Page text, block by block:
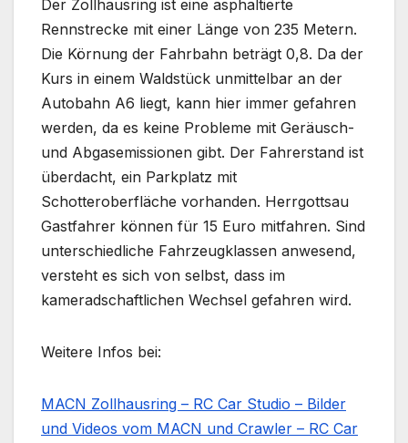
Der Zollhausring ist eine asphaltierte
Rennstrecke mit einer Länge von 235 Metern.
Die Körnung der Fahrbahn beträgt 0,8. Da der
Kurs in einem Waldstück unmittelbar an der
Autobahn A6 liegt, kann hier immer gefahren
werden, da es keine Probleme mit Geräusch-
und Abgasemissionen gibt. Der Fahrerstand ist
überdacht, ein Parkplatz mit
Schotteroberfläche vorhanden. Herrgottsau
Gastfahrer können für 15 Euro mitfahren. Sind
unterschiedliche Fahrzeugklassen anwesend,
versteht es sich von selbst, dass im
kameradschaftlichen Wechsel gefahren wird.
Weitere Infos bei:
MACN Zollhausring – RC Car Studio – Bilder
und Videos vom MACN und Crawler – RC Car